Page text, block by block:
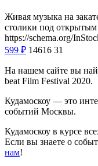
Живая музыка на
столики под
https://schema.org/
599 ₽ 14616 31
На нашем сайте вы
beat Film Festival 2020.
Кудамоскоу — это
событий Москвы.
Кудамоскоу в курсе
Если вы знаете о
нам!